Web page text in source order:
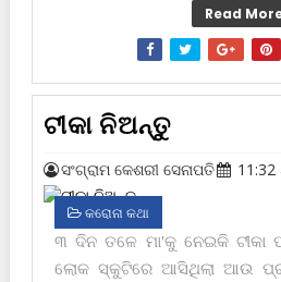
Read
ଟୀକା ନିଅନ୍ତୁ
ସଂଗ୍ରାମ କେଶରୀ ସେନାପତି 11:32
କରୋନା କଥା
୩ ଦିନ ତଳେ ମା'କୁ ନେଇକି ଟୀକା
ଲୋକ ସ୍କୁଟିରେ ଆସିଥିଲା ଆଉ